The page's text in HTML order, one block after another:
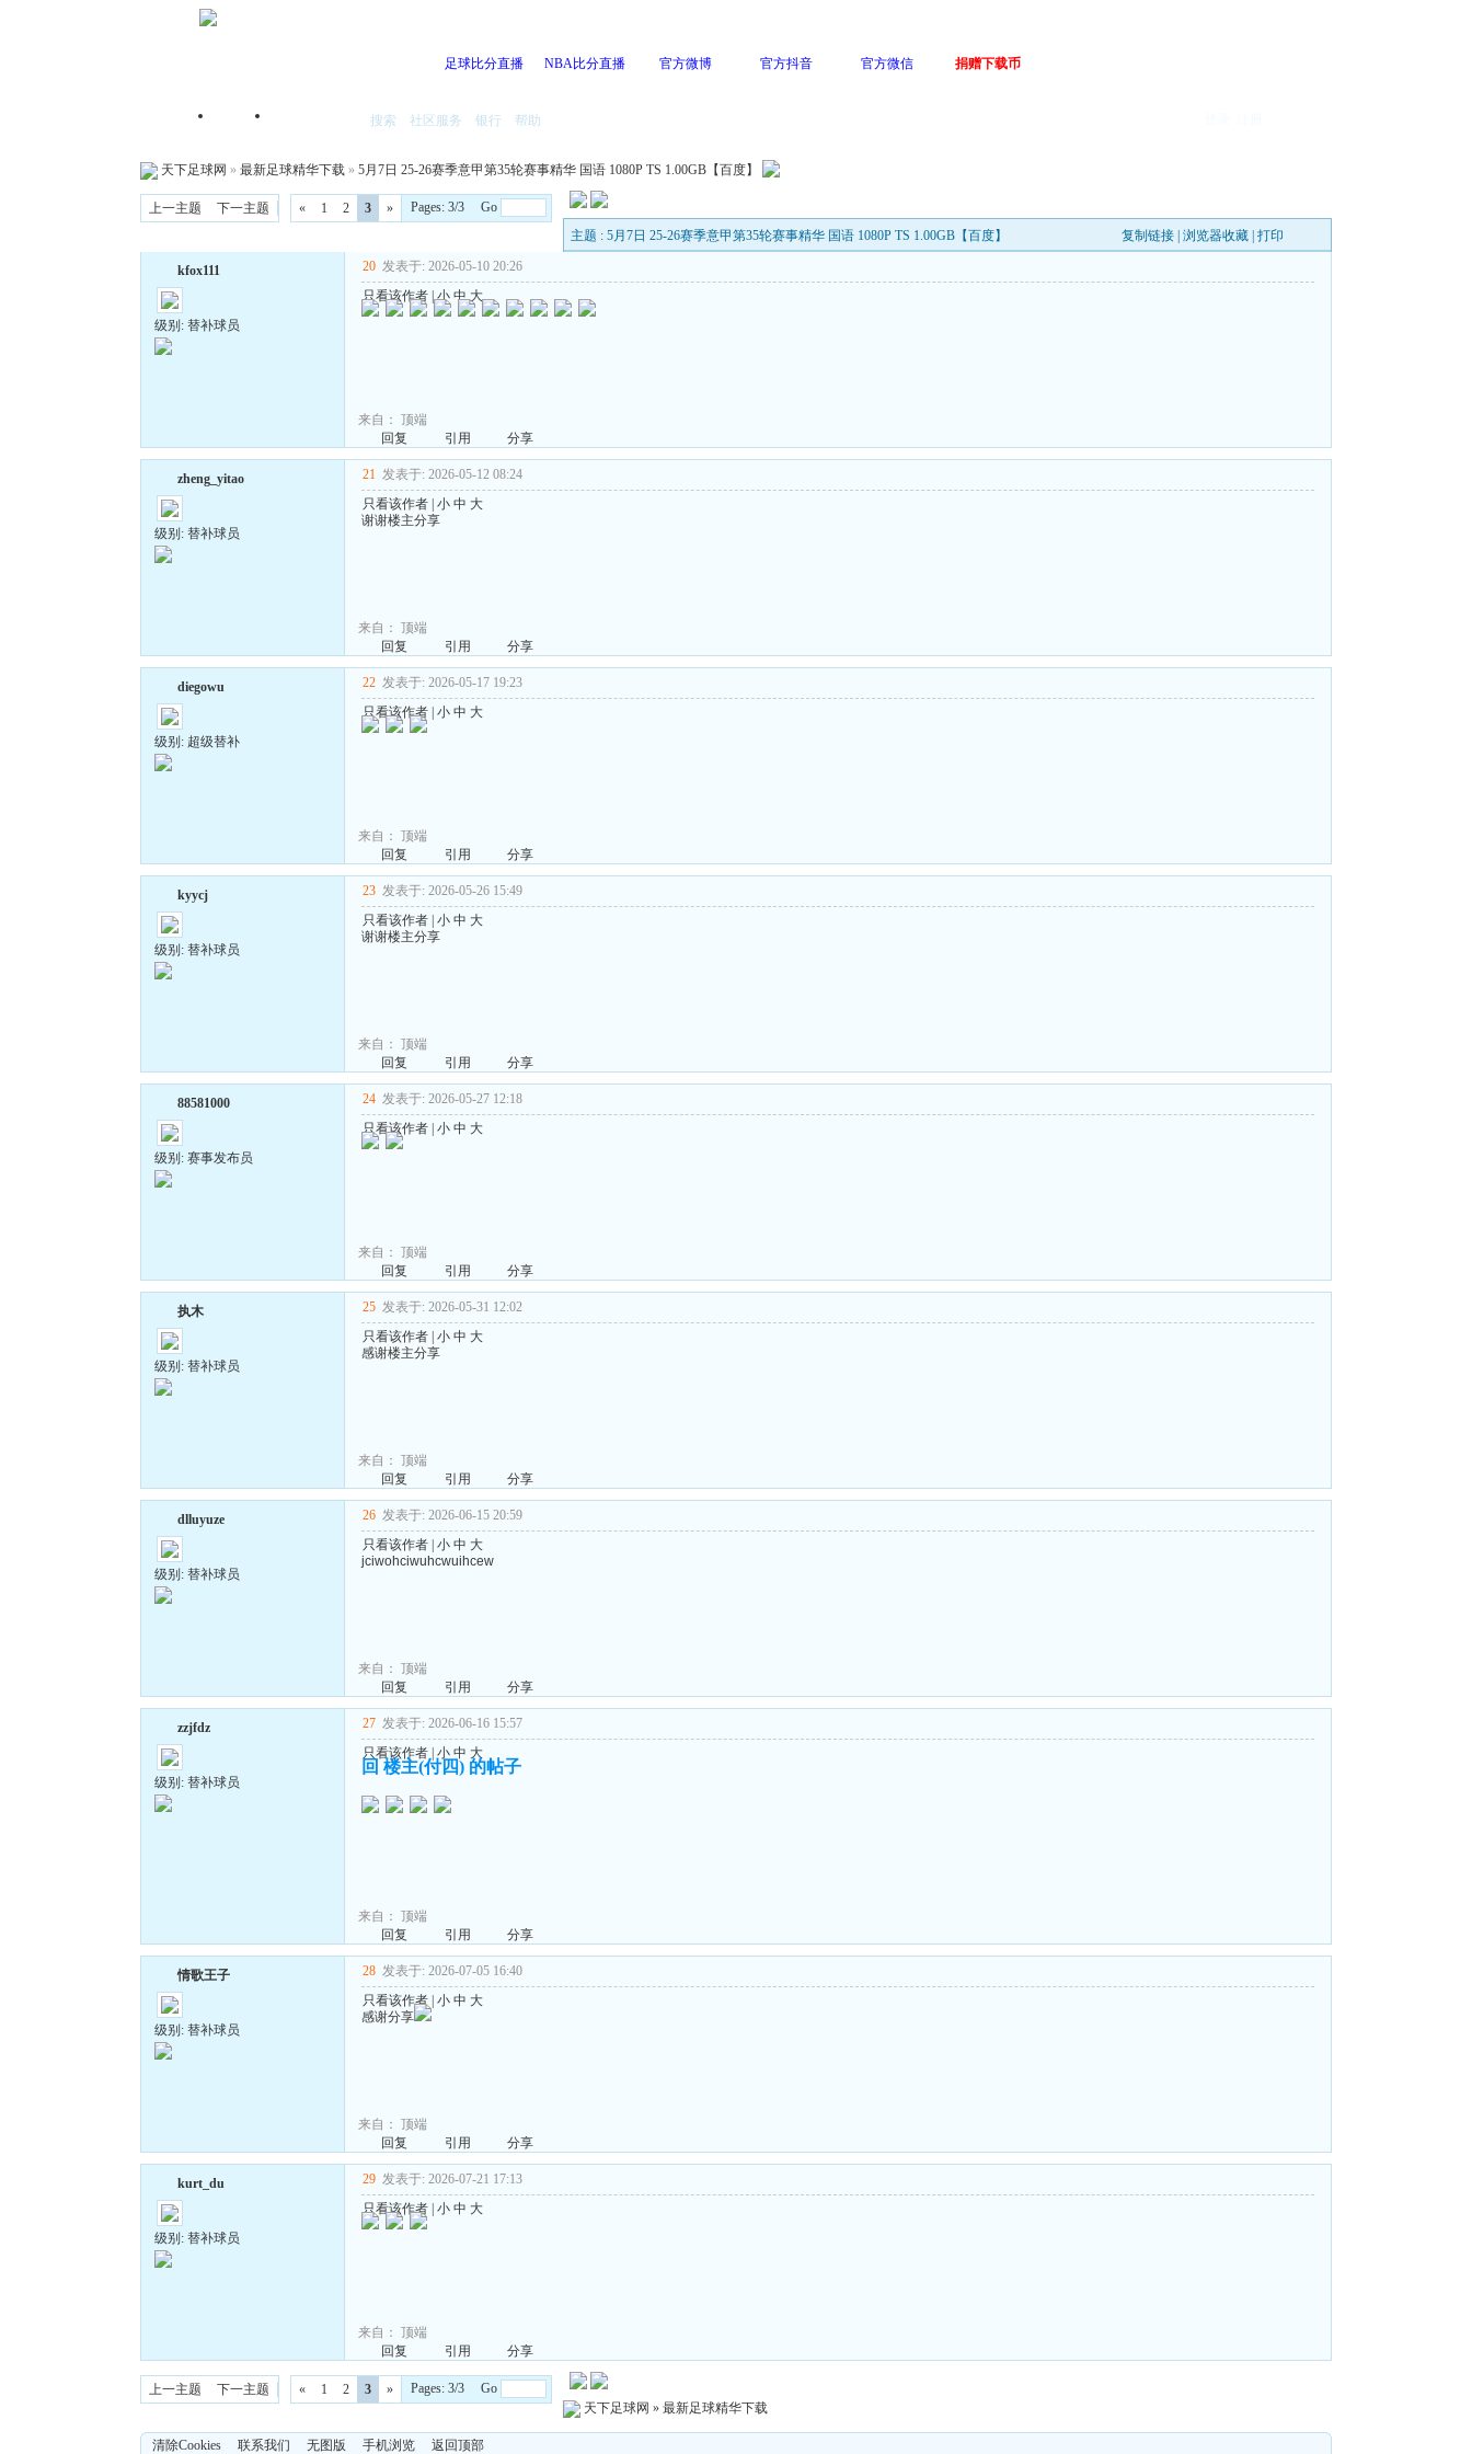
足球比分直播 NBA比分直播 官方微博 官方抖音 官方微信 捐赠下载币
首页 搜索 社区服务 银行 帮助
天下足球网 » 最新足球精华下载 » 5月7日 25-26赛季意甲第35轮赛事精华 国语 1080P TS 1.00GB【百度】
上一主题 下一主题 « 1 2 3 »
Pages: 3/3 Go
主题 : 5月7日 25-26赛季意甲第35轮赛事精华 国语 1080P TS 1.00GB【百度】
复制链接| 浏览器收藏| 打印
kfox111
级别: 替补球员
20 发表于: 2026-05-10 20:26
只看该作者|小 中 大
来自： 顶端
回复
引用 分享
zheng_yitao
级别: 替补球员
21 发表于: 2026-05-12 08:24
只看该作者| 小 中 大
谢谢楼主分享
来自： 顶端
回复
引用 分享
diegowu
级别: 超级替补
22 发表于: 2026-05-17 19:23
只看该作者| 小 中 大
来自： 顶端
回复
引用 分享
kyycj
级别: 替补球员
23 发表于: 2026-05-26 15:49
只看该作者| 小 中 大
谢谢楼主分享
来自： 顶端
回复
引用 分享
88581000
级别: 赛事发布员
24 发表于: 2026-05-27 12:18
只看该作者| 小 中 大
来自： 顶端
回复
引用 分享
执木
级别: 替补球员
25 发表于: 2026-05-31 12:02
只看该作者| 小 中 大
感谢楼主分享
来自： 顶端
回复
引用 分享
dlluyuze
级别: 替补球员
26 发表于: 2026-06-15 20:59
只看该作者| 小 中 大
jciwohciwuhcwuihcew
来自： 顶端
回复
引用 分享
zzjfdz
级别: 替补球员
27 发表于: 2026-06-16 15:57
只看该作者| 小 中 大
回 楼主(付四) 的帖子
来自： 顶端
回复
引用 分享
情歌王子
级别: 替补球员
28 发表于: 2026-07-05 16:40
只看该作者| 小 中 大
感谢分享
来自： 顶端
回复
引用 分享
kurt_du
级别: 替补球员
29 发表于: 2026-07-21 17:13
只看该作者| 小 中 大
来自： 顶端
回复
引用 分享
上一主题 下一主题 « 1 2 3 »
Pages: 3/3 Go
天下足球网 » 最新足球精华下载
清除Cookies 联系我们 无图版 手机浏览 返回顶部